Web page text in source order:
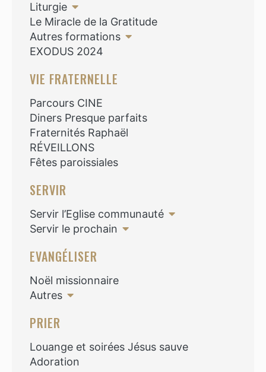
Liturgie
Le Miracle de la Gratitude
Autres formations
EXODUS 2024
VIE FRATERNELLE
Parcours CINE
Diners Presque parfaits
Fraternités Raphaël
RÉVEILLONS
Fêtes paroissiales
SERVIR
Servir l’Eglise communauté
Servir le prochain
EVANGÉLISER
Noël missionnaire
Autres
PRIER
Louange et soirées Jésus sauve
Adoration